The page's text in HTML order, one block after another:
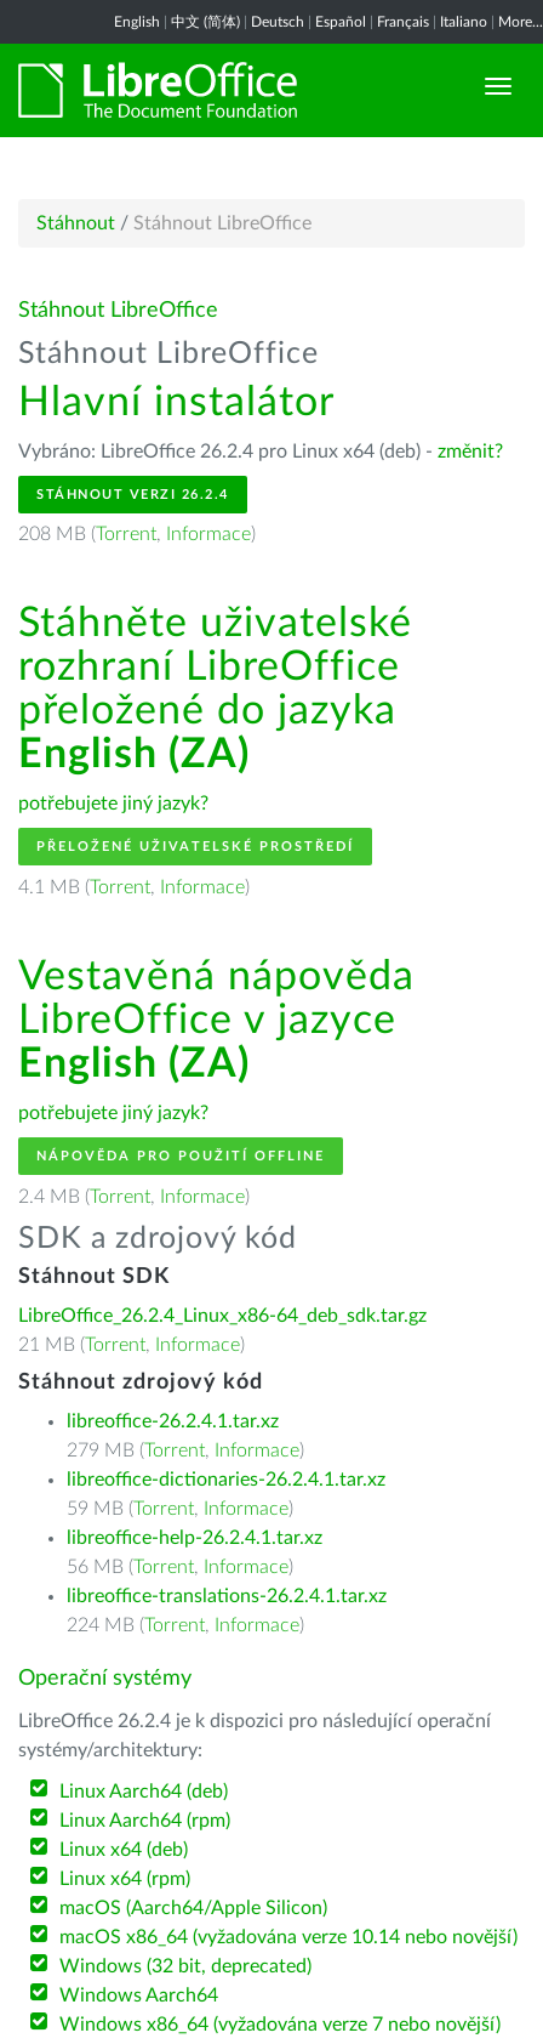
English 中文 (简体) Deutsch Español Français Italiano More...
Stáhnout / Stáhnout LibreOffice
Stáhnout LibreOffice
Stáhnout LibreOffice
Hlavní instalátor
Vybráno: LibreOffice 26.2.4 pro Linux x64 (deb) - změnit?
STÁHNOUT VERZI 26.2.4
208 MB (Torrent, Informace)
Stáhněte uživatelské
rozhraní LibreOffice
přeložené do jazyka
English (ZA)
potřebujete jiný jazyk?
PŘELOŽENÉ UŽIVATELSKÉ PROSTŘEDÍ
4.1 MB (Torrent, Informace)
Vestavěná nápověda
LibreOffice v jazyce
English (ZA)
potřebujete jiný jazyk?
NÁPOVĚDA PRO POUŽITÍ OFFLINE
2.4 MB (Torrent, Informace)
SDK a zdrojový kód
Stáhnout SDK
LibreOffice_26.2.4_Linux_x86-64_deb_sdk.tar.gz
21 MB (Torrent, Informace)
Stáhnout zdrojový kód
libreoffice-26.2.4.1.tar.xz
279 MB (Torrent, Informace)
libreoffice-dictionaries-26.2.4.1.tar.xz
59 MB (Torrent, Informace)
libreoffice-help-26.2.4.1.tar.xz
56 MB (Torrent, Informace)
libreoffice-translations-26.2.4.1.tar.xz
224 MB (Torrent, Informace)
Operační systémy
LibreOffice 26.2.4 je k dispozici pro následující operační
systémy/architektury:
Linux Aarch64 (deb)
Linux Aarch64 (rpm)
Linux x64 (deb)
Linux x64 (rpm)
macOS (Aarch64/Apple Silicon)
macOS x86_64 (vyžadována verze 10.14 nebo novější)
Windows (32 bit, deprecated)
Windows Aarch64
Windows x86_64 (vyžadována verze 7 nebo novější)